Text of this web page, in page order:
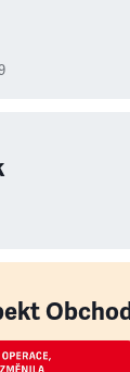
Obchod